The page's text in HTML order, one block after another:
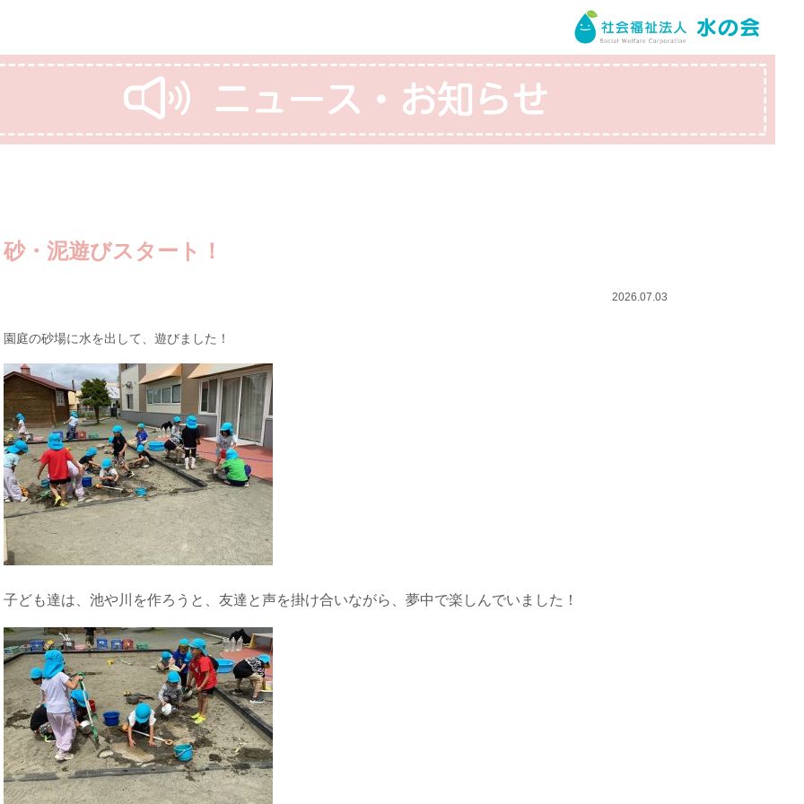
砂・泥遊びスタート！
2026.07.03
園庭の砂場に水を出して、遊びました！
子ども達は、池や川を作ろうと、友達と声を掛け合いながら、夢中で楽しんでいました！